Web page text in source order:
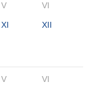
V VI
XI XII
V
VI